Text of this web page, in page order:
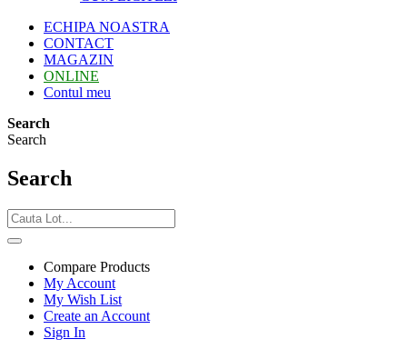
ECHIPA NOASTRA
CONTACT
MAGAZIN
ONLINE
Contul meu
Search
Search
Search
Compare Products
My Account
My Wish List
Create an Account
Sign In